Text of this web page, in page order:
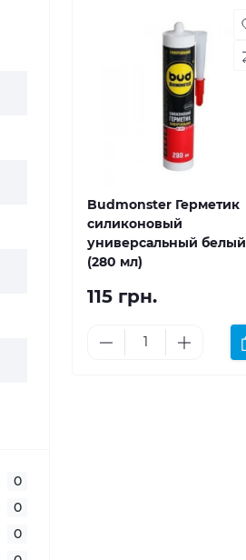
0
0
0
Budmonster Герметик
силиконовый
универсальный белый
(280 мл)
115 грн.